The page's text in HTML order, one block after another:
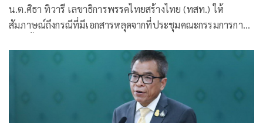
น.ต.ศิธา ทิวารี เลขาธิการพรรคไทยสร้างไทย (ทสท.) ให้
สัมภาษณ์ถึงกรณีที่มีเอกสารหลุดจากที่ประชุมคณะกรรมการการ
ชื่อเขตของผู้ลงรับสมัครที่มีเรื่องร้องเรียน ซึ่งอาจจะส่งผลต่อการ